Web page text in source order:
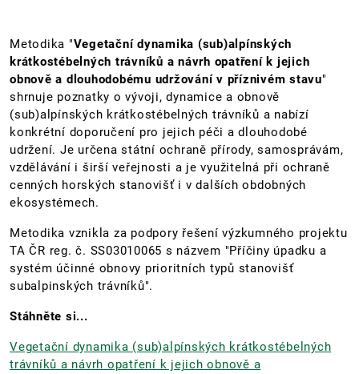
Metodika "Vegetační dynamika (sub)alpínských
krátkostébelných trávníků a návrh opatření k jejich
obnově a dlouhodobému udržování v příznivém stavu"
shrnuje poznatky o vývoji, dynamice a obnově
(sub)alpínských krátkostébelných trávníků a nabízí
konkrétní doporučení pro jejich péči a dlouhodobé
udržení. Je určena státní ochraně přírody, samosprávám,
vzdělávání i širší veřejnosti a je využitelná při ochraně
cenných horských stanovišť i v dalších obdobných
ekosystémech.
Metodika vznikla za podpory řešení výzkumného projektu
TA ČR reg. č. SS03010065 s názvem "Příčiny úpadku a
systém účinné obnovy prioritních typů stanovišť
subalpinských trávníků".
Stáhněte si...
Vegetační dynamika (sub)alpínských krátkostébelných
trávníků a návrh opatření k jejich obnově a